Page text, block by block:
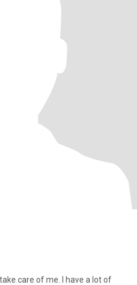
care of me. I have a lot of